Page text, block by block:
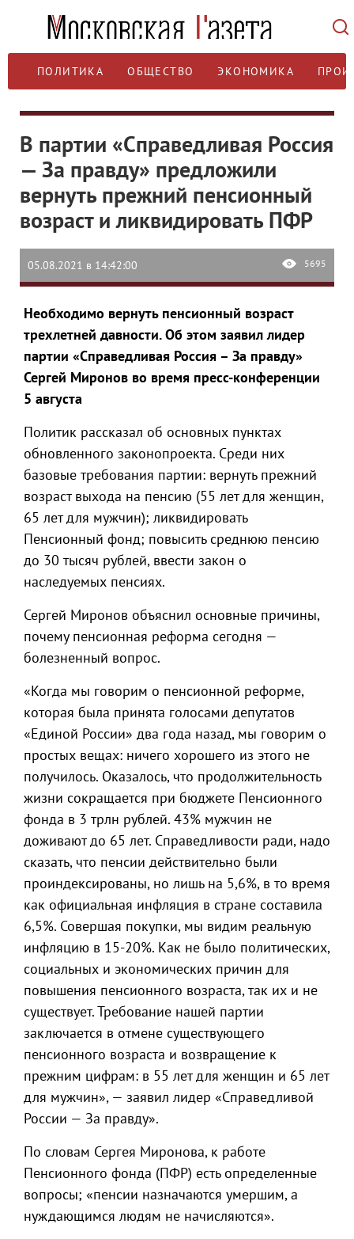
ПОЛИТИКА ОБЩЕСТВО ЭКОНОМИКА
В партии «Справедливая Россия
— За правду» предложили
вернуть прежний пенсионный
возраст и ликвидировать ПФР
05.08.2021 в 14:42:00 5695
Необходимо вернуть пенсионный возраст
трехлетней давности. Об этом заявил лидер
партии «Справедливая Россия – За правду»
Сергей Миронов во время пресс-конференции
5 августа
Политик рассказал об основных пунктах
обновленного законопроекта. Среди них
базовые требования партии: вернуть прежний
возраст выхода на пенсию (55 лет для женщин,
65 лет для мужчин); ликвидировать
Пенсионный фонд; повысить среднюю пенсию
до 30 тысяч рублей, ввести закон о
наследуемых пенсиях.
Сергей Миронов объяснил основные причины,
почему пенсионная реформа сегодня —
болезненный вопрос.
«Когда мы говорим о пенсионной реформе,
которая была принята голосами депутатов
«Единой России» два года назад, мы говорим о
простых вещах: ничего хорошего из этого не
получилось. Оказалось, что продолжительность
жизни сокращается при бюджете Пенсионного
фонда в 3 трлн рублей. 43% мужчин не
доживают до 65 лет. Справедливости ради, надо
сказать, что пенсии действительно были
проиндексированы, но лишь на 5,6%, в то время
как официальная инфляция в стране составила
6,5%. Совершая покупки, мы видим реальную
инфляцию в 15-20%. Как не было политических,
социальных и экономических причин для
повышения пенсионного возраста, так их и не
существует. Требование нашей партии
заключается в отмене существующего
пенсионного возраста и возвращение к
прежним цифрам: в 55 лет для женщин и 65 лет
для мужчин», — заявил лидер «Справедливой
России — За правду».
По словам Сергея Миронова, к работе
Пенсионного фонда (ПФР) есть определенные
вопросы; «пенсии назначаются умершим, а
нуждающимся людям не начисляются».